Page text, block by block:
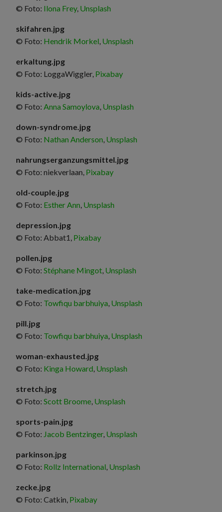
© Foto: Ilona Frey, Unsplash
skifahren.jpg
© Foto: Hendrik Morkel, Unsplash
erkaltung.jpg
© Foto: LoggaWiggler, Pixabay
kids-active.jpg
© Foto: Anna Samoylova, Unsplash
down-syndrome.jpg
© Foto: Nathan Anderson, Unsplash
nahrungserganzungsmittel.jpg
© Foto: niekverlaan, Pixabay
old-couple.jpg
© Foto: Esther Ann, Unsplash
depression.jpg
© Foto: Abbat1, Pixabay
pollen.jpg
© Foto: Stéphane Mingot, Unsplash
take-medication.jpg
© Foto: Towfiqu barbhuiya, Unsplash
pill.jpg
© Foto: Towfiqu barbhuiya, Unsplash
woman-exhausted.jpg
© Foto: Kinga Howard, Unsplash
stretch.jpg
© Foto: Scott Broome, Unsplash
sports-pain.jpg
© Foto: Jacob Bentzinger, Unsplash
parkinson.jpg
© Foto: Rollz International, Unsplash
zecke.jpg
© Foto: Catkin, Pixabay